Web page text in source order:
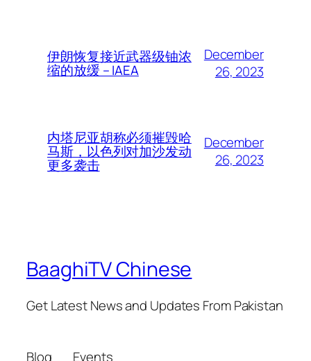
伊朗恢复接近武器级铀浓
缩的放缓 – IAEA
December
26, 2023
内塔尼亚胡称必须摧毁哈
马斯，以色列对加沙发动
更多袭击
December
26, 2023
BaaghiTV Chinese
Get Latest News and Updates From Pakistan
Blog Events